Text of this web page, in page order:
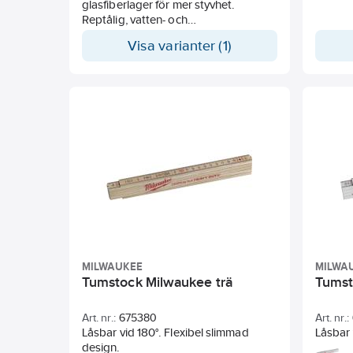
glasfiberlager för mer styvhet.
Reptålig, vatten- och
slitagefri, smutsbeständig
mellantänder vid start och ände.
gradering i steg om 1 mm, röda
präglade tior på den gula och vita
viklinjalen. Användbar 90 grader
Visa varianter (1)
MILWAUKEE
Tumstock Milwaukee trä
Art. nr.: 675380
Låsbar vid 180°. Flexibel slimmad
design.
Art. nr.:
Låsbar